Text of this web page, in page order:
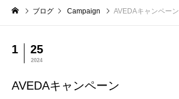
ブログ Campaign AVEDAキャンペーン
1 25
2024
AVEDAキャンペーン